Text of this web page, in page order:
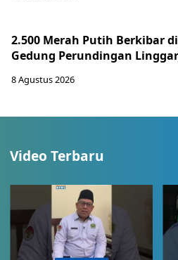
2.500 Merah Putih Berkibar di
Gedung Perundingan
8 Agustus 2026
Video Terbaru